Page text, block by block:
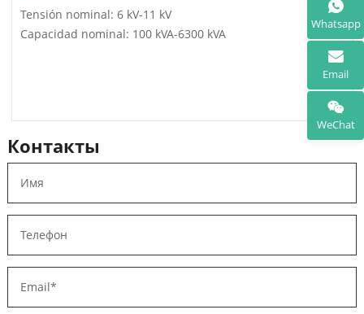
Tensión nominal: 6 kV-11 kV
Capacidad nominal: 100 kVA-6300 kVA
Контакты
Whatsapp
Email
WeChat